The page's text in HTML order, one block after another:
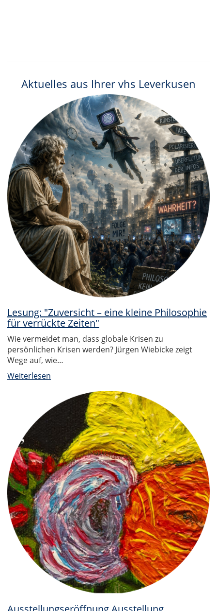
Aktuelles aus Ihrer vhs Leverkusen
Lesung: "Zuversicht – eine kleine Philosophie
für verrückte Zeiten"
Wie vermeidet man, dass globale Krisen zu
persönlichen Krisen werden? Jürgen Wiebicke zeigt
Wege auf, wie…
Weiterlesen